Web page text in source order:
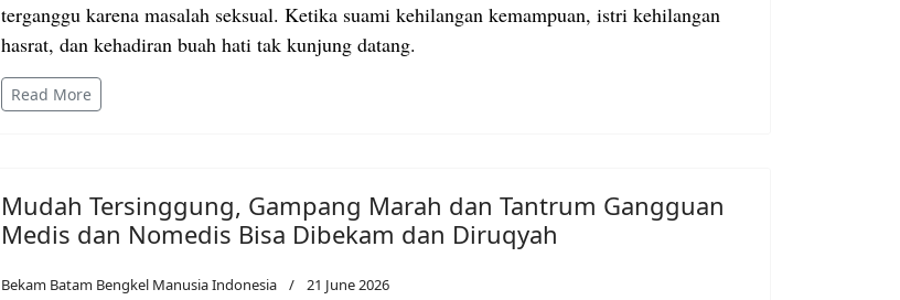
terganggu karena masalah seksual. Ketika suami kehilangan kemampuan, istri kehilangan
hasrat, dan kehadiran buah hati tak kunjung datang.
Read More
Mudah Tersinggung, Gampang Marah dan Tantrum Gangguan
Medis dan Nomedis Bisa Dibekam dan Diruqyah
Bekam Batam Bengkel Manusia Indonesia 21 June 2026